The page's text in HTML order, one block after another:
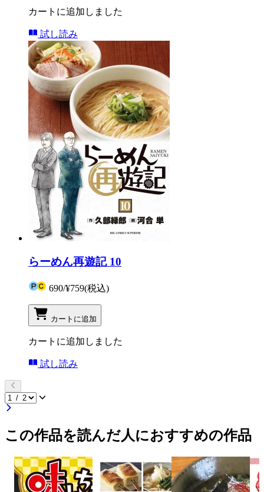
カートに追加しました
試し読み
らーめん再遊記 10
690/¥759(税込)
カートに追加
カートに追加しました
試し読み
この作品を読んだ人におすすめの作品